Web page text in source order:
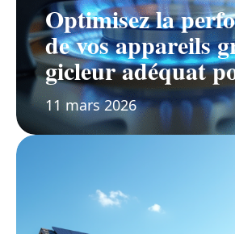
Optimisez la
de vos appareils
gicleur adéquat
11 mars 2026